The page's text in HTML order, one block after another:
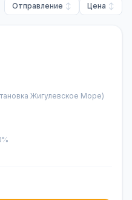
Отправление Цена
Жигулевское Море)